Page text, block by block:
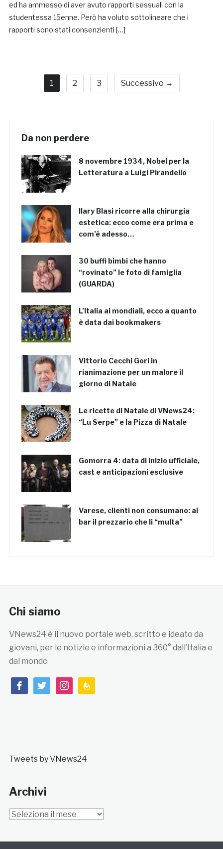
ed ha ammesso di aver avuto rapporti sessuali con la
studentessa 15enne. Però ha voluto sottolineare che i
rapporti sono stati consenzienti […]
1 2 3 Successivo →
Da non perdere
8 novembre 1934, Nobel per la
Letteratura a Luigi Pirandello
Ilary Blasi ricorre alla chirurgia
estetica: ecco come era prima e
com’è adesso…
30 buffi bimbi che hanno
“rovinato” le foto di famiglia
(GUARDA)
L’Italia ai mondiali, ecco a quanto
è data dai bookmakers
Vittorio Cecchi Gori in
rianimazione per un malore il
giorno di Natale
Le ricette di Natale di VNews24:
“Lu Serpe” e la Pizza di Natale
Gomorra 4: data di inizio ufficiale,
cast e anticipazioni esclusive
Varese, clienti non consumano: al
bar il prezzario che li “multa”
Chi siamo
VNews24 è il nuovo portale web, scritto e ideato da
giovani, per le notizie e informazioni a 360° dall’Italia e
dal mondo
facebooktwitterinstagramfeedburner
Tweets by VNews24
Archivi
Archivi